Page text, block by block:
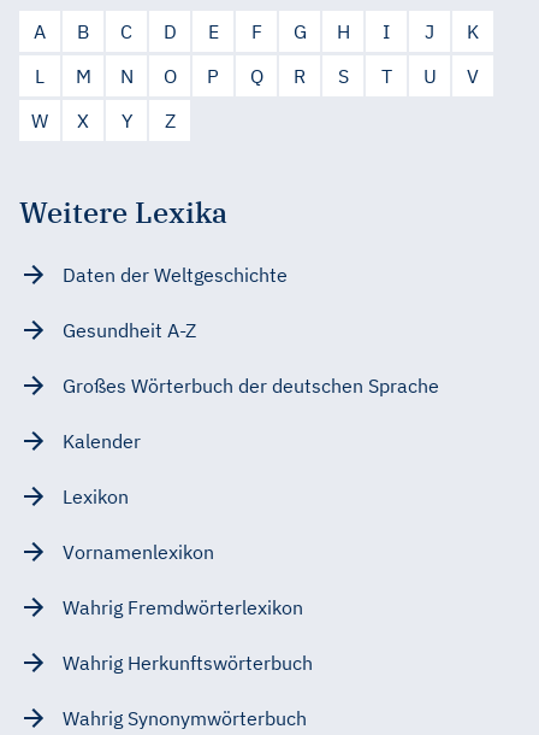
A B C D E F G H I J
K
L
M N O P Q R S T U
V
W
X Y Z
Weitere Lexika
Daten der Weltgeschichte
Gesundheit A-Z
Großes Wörterbuch der deutschen Sprache
Kalender
Lexikon
Vornamenlexikon
Wahrig Fremdwörterlexikon
Wahrig Herkunftswörterbuch
Wahrig Synonymwörterbuch